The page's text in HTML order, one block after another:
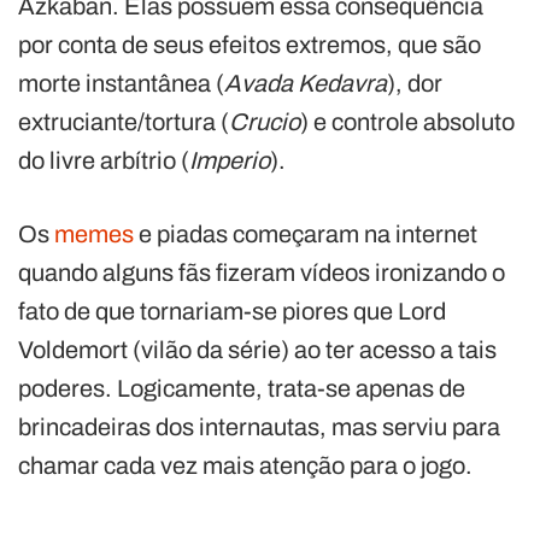
Azkaban. Elas possuem essa consequência
por conta de seus efeitos extremos, que são
morte instantânea (Avada Kedavra), dor
extruciante/tortura (Crucio) e controle absoluto
do livre arbítrio (Imperio).
Os memese piadas começaram na internet
quando alguns fãs fizeram vídeos ironizando o
fato de que tornariam-se piores que Lord
Voldemort (vilão da série) ao ter acesso a tais
poderes. Logicamente, trata-se apenas de
brincadeiras dos internautas, mas serviu para
chamar cada vez mais atenção para o jogo.